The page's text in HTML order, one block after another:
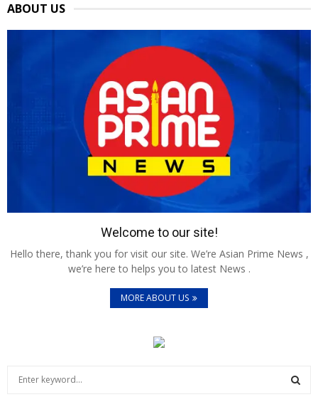
ABOUT US
Welcome to our site!
Hello there, thank you for visit our site. We’re Asian Prime News ,
we’re here to helps you to latest News .
MORE ABOUT US